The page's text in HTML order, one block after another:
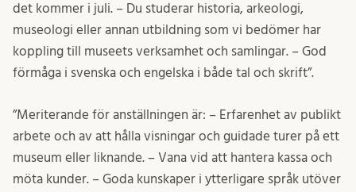
det kommer i juli. – Du studerar historia, arkeologi,
museologi eller annan utbildning som vi bedömer har
koppling till museets verksamhet och samlingar. – God
förmåga i svenska och engelska i både tal och skrift”.
”Meriterande för anställningen är: – Erfarenhet av publikt
arbete och av att hålla visningar och guidade turer på ett
museum eller liknande. – Vana vid att hantera kassa och
möta kunder. – Goda kunskaper i ytterligare språk utöver